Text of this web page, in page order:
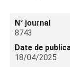
N° journal
8743
Date de
18/04/2025